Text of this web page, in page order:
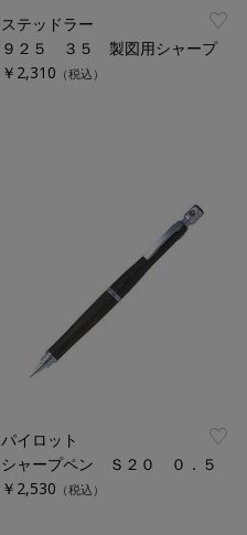
ステッドラー
９２５ ３５ 製図用シャープ
￥2,310 （税込）
パイロット
シャープペン Ｓ２０ ０．５
￥2,530 （税込）